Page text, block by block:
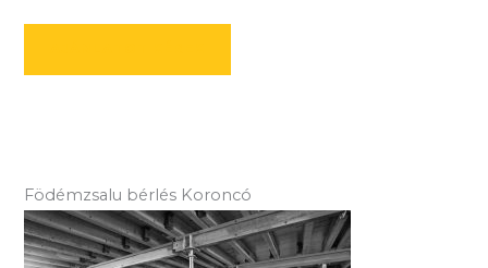
Födémzsalu bérlés Koroncó